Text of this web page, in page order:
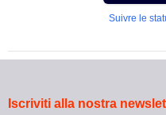
Suivre le
Iscriviti alla nostra